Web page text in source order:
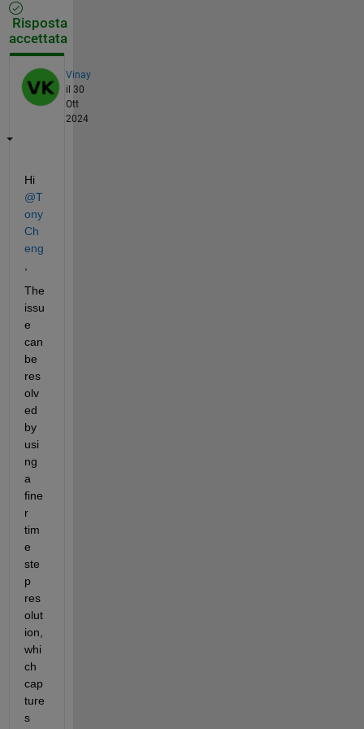
Risposta
accettata
Vinay
il 30
Ott
2024
Hi
@T
ony
Ch
eng
The
issu
e
can
be
res
olv
ed
by
usi
ng
a
fine
r
tim
e
ste
p
res
olut
ion,
whi
ch
cap
ture
s